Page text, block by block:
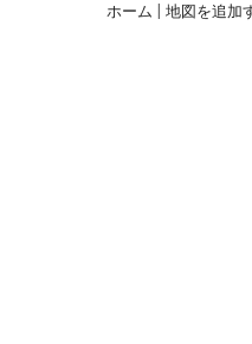
ホーム 地図を追加